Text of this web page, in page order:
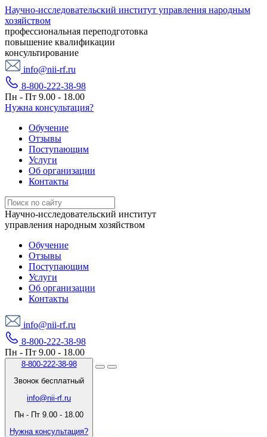
Научно-исследовательский институт управления народным
хозяйством
профессиональная переподготовка
повышение квалификации
консультирование
info@nii-rf.ru
8-800-222-38-98
Пн - Пт 9.00 - 18.00
Нужна консультация?
Обучение
Отзывы
Поступающим
Услуги
Об организации
Контакты
Научно-исследовательский институт
управления народным хозяйством
Обучение
Отзывы
Поступающим
Услуги
Об организации
Контакты
info@nii-rf.ru
8-800-222-38-98
Пн - Пт 9.00 - 18.00
8-800-222-38-98
Звонок бесплатный
info@nii-rf.ru
Пн - Пт 9.00 - 18.00
Нужна консультация?